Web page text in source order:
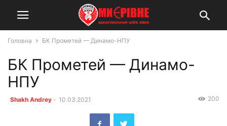
Головна БК Прометей — Динамо-НПУ
БК Прометей — Динамо-
НПУ
Shakh Andrey - 10.03.2021 200